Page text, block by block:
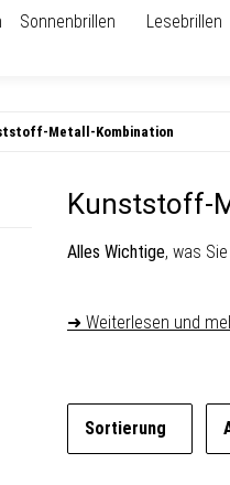
Sonnenbrillen Lesebrillen
Metall-Kombination
Kunststoff-
Alles Wichtige, was
➜ Weiterlesen und
Sortierung